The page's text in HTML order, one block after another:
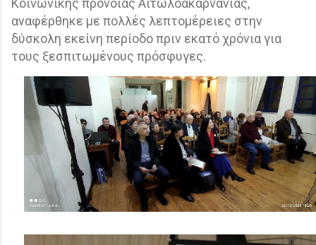
Κοινωνικής πρόνοιας Αιτωλοακαρνανίας,
αναφέρθηκε με πολλές λεπτομέρειες στην
δύσκολη εκείνη περίοδο πριν εκατό χρόνια για
τους ξεσπιτωμένους πρόσφυγες.